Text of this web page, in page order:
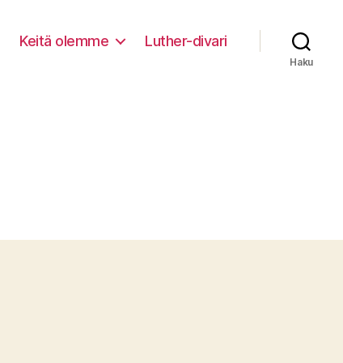
Keitä olemme Luther-divari
Haku